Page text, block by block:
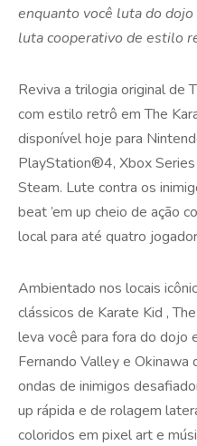
enquanto você luta do
luta cooperativo de estilo
Reviva a trilogia original de
com estilo retrô em The
disponível hoje para
PlayStation®4, Xbox Series
Steam. Lute contra os
beat ’em up cheio de ação
local para até quatro
Ambientado nos locais
clássicos de Karate Kid ,
leva você para fora do dojo
Fernando Valley e
ondas de inimigos
up rápida e de rolagem
coloridos em pixel art e